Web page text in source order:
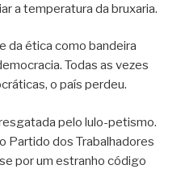
a temperatura da bruxaria.
da ética como bandeira
Todas as vezes
o país perdeu.
pelo lulo-petismo.
Partido dos Trabalhadores
por um estranho código